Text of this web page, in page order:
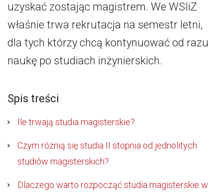
uzyskać zostając magistrem. We WSIiZ
właśnie trwa rekrutacja na semestr letni,
dla tych którzy chcą kontynuować od razu
naukę po studiach inżynierskich.
Spis treści
Ile trwają studia magisterskie?
Czym różnią się studia II stopnia od jednolitych
studiów magisterskich?
Dlaczego warto rozpocząć studia magisterskie w